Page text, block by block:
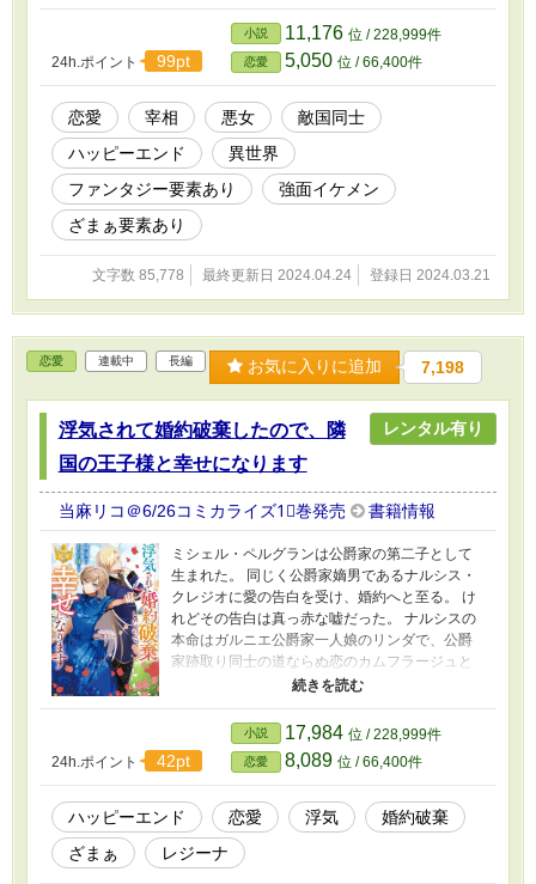
マイペースを崩さない王女様と、それに振り回されながらもだんだ
ん楽しくなってくる宰相が、拷問と称して美味しいものを食べたり
デートしたりするお話です。
24h.ポイント 99pt
小説 11,176 位 / 228,999件
恋愛 5,050 位 / 66,400件
恋愛 宰相 悪女
敵国同士
ハッピーエンド
異世界
ファンタジー要素あり
強面イケメン
ざまぁ要素あり
文字数 85,778 最終更新日 2024.04.24 登録日 2024.03.21
恋愛 連載中 長編 お気に入りに追加 7,198
浮気されて婚約破棄したので、隣
国の王子様と幸せになります
レンタル有り
当麻リコ＠6/26コミカライズ1⃣巻発売 書籍情報
ミシェル・ペルグランは公爵家の第二子として
生まれた。 同じく公爵家嫡男であるナルシス・
クレジオに愛の告白を受け、婚約へと至る。 け
れどその告白は真っ赤な嘘だった。 ナルシスの
本命はガルニエ公爵家一人娘のリンダで、公爵
家跡取り同士の道ならぬ恋のカムフラージュと
して使われたらしい。 「誰がお前のようなつま
みたいな冴えない女にナルシスはもったいない
わ」 浮気現場を目撃してしまったミシェルに、
ナルシスとリンダは開き直り嘲笑うように言っ
た。 「そうね。私も、あなたみたいな低能とは
合わないと思っていたところ」 にっこり笑って
ミシェルは言う。 地味で真面目な彼女を侮って
いた二人は驚愕した。 本来とても気の強いミシ
24h.ポイント 42pt
小説 17,984 位 / 228,999件
恋愛 8,089 位 / 66,400件
ハッピーエンド 恋愛 浮気
婚約破棄
ざまぁ
レジーナ